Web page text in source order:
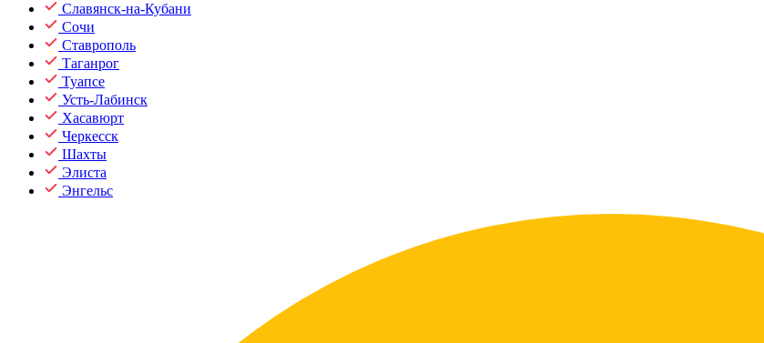
Славянск-на-Кубани
Сочи
Ставрополь
Таганрог
Туапсе
Усть-Лабинск
Хасавюрт
Черкесск
Шахты
Элиста
Энгельс